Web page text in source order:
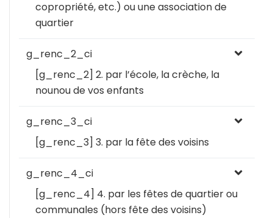
copropriété, etc.) ou une association de
quartier
g_renc_2_ci
[g_renc_2] 2. par l’école, la crèche, la
nounou de vos enfants
g_renc_3_ci
[g_renc_3] 3. par la fête des voisins
g_renc_4_ci
[g_renc_4] 4. par les fêtes de quartier ou
communales (hors fête des voisins)